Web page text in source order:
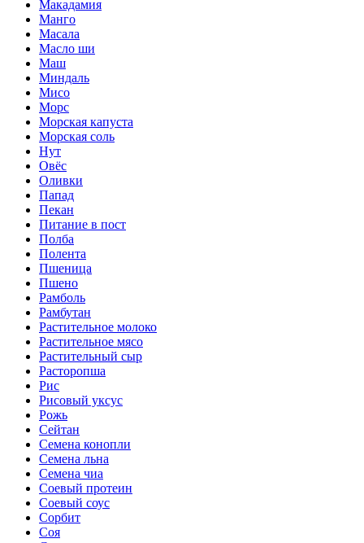
Макадамия
Манго
Масала
Масло ши
Маш
Миндаль
Мисо
Морс
Морская капуста
Морская соль
Нут
Овёс
Оливки
Папад
Пекан
Питание в пост
Полба
Полента
Пшеница
Пшено
Рамболь
Рамбутан
Растительное молоко
Растительное мясо
Растительный сыр
Расторопша
Рис
Рисовый уксус
Рожь
Сейтан
Семена конопли
Семена льна
Семена чиа
Соевый протеин
Соевый соус
Сорбит
Соя